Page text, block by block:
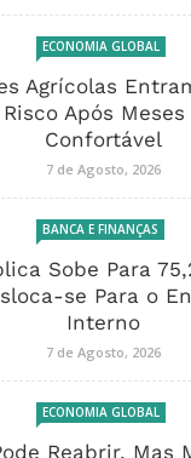
ECONOMIA GLOBAL
Agrícolas
Após
Confortável
7 de Agosto, 2026
BANCA E FINANÇAS
Sobe Para
se Para o
Interno
7 de Agosto, 2026
ECONOMIA GLOBAL
Reabrir, Mas